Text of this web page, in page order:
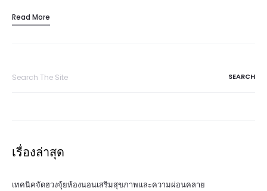
Read More
เรื่องล่าสุด
เทคนิคจัดฮวงจุ้ยห้องนอนเสริมสุขภาพและความผ่อนคลาย